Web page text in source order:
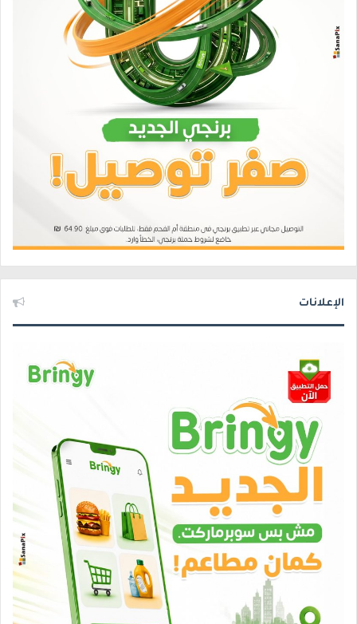
الإعلانات